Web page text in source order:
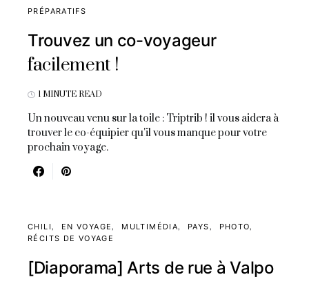
PRÉPARATIFS
Trouvez un co-voyageur
facilement !
1 MINUTE READ
Un nouveau venu sur la toile : Triptrib ! il vous aidera à
trouver le co-équipier qu'il vous manque pour votre
prochain voyage.
CHILI EN VOYAGE MULTIMÉDIA PAYS
PHOTO
RÉCITS DE VOYAGE
[Diaporama] Arts de rue à Valpo